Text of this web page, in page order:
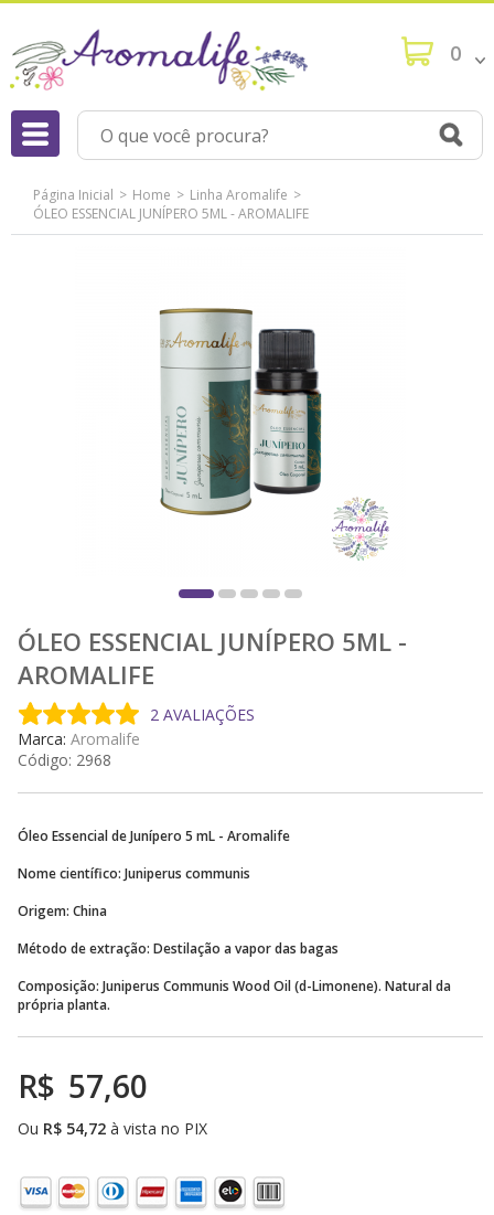
0
Página Inicial Home
Linha Aromalife
ÓLEO ESSENCIAL JUNÍPERO 5ML - AROMALIFE
ÓLEO ESSENCIAL JUNÍPERO 5ML -
AROMALIFE
2 AVALIAÇÕES
Marca:Aromalife
Código: 2968
Óleo Essencial de Junípero 5 mL - Aromalife
Nome científico: Juniperus communis
Origem: China
Método de extração: Destilação a vapor das bagas
Composição: Juniperus Communis Wood Oil (d-Limonene). Natural da
própria planta.
R$ 57,60
Ou R$ 54,72 à vista no PIX